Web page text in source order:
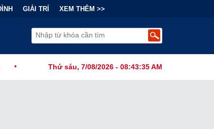
GIẢI TRÍ XEM THÊM >>
Thứ sáu, 7/08/2026 - 08:43:37 AM
Sau "Cơn Sốt" Trà Sữa Nhượng Quyền: Lợi Nhuận Thuộc